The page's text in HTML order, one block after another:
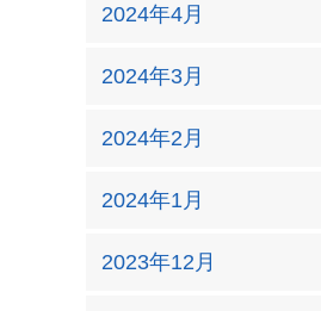
2024年4月
2024年3月
2024年2月
2024年1月
2023年12月